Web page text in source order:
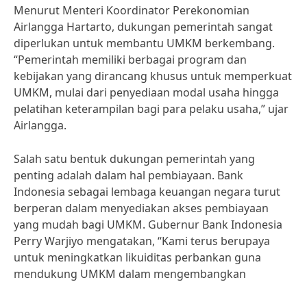
Menurut Menteri Koordinator Perekonomian
Airlangga Hartarto, dukungan pemerintah sangat
diperlukan untuk membantu UMKM berkembang.
“Pemerintah memiliki berbagai program dan
kebijakan yang dirancang khusus untuk memperkuat
UMKM, mulai dari penyediaan modal usaha hingga
pelatihan keterampilan bagi para pelaku usaha,” ujar
Airlangga.
Salah satu bentuk dukungan pemerintah yang
penting adalah dalam hal pembiayaan. Bank
Indonesia sebagai lembaga keuangan negara turut
berperan dalam menyediakan akses pembiayaan
yang mudah bagi UMKM. Gubernur Bank Indonesia
Perry Warjiyo mengatakan, “Kami terus berupaya
untuk meningkatkan likuiditas perbankan guna
mendukung UMKM dalam mengembangkan